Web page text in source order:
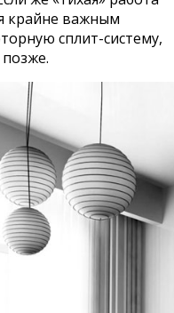
крайне важным
сплит-систему,